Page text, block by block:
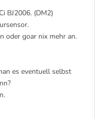
BJ2006. (DM2)
oder goar nix mehr an.
es eventuell selbst